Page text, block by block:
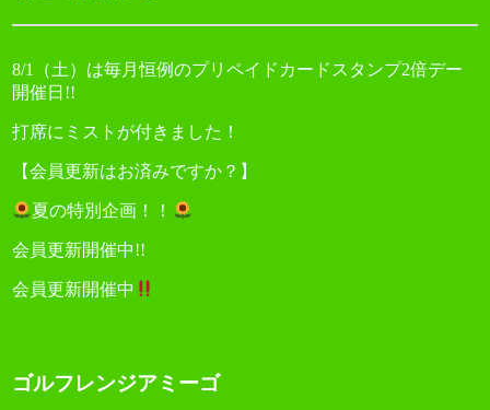
ン
8/1（土）は毎月恒例のプリペイドカードスタンプ2倍デー
開催日!!
打席にミストが付きました！
【会員更新はお済みですか？】
夏の特別企画！！
会員更新開催中!!
会員更新開催中
ゴルフレンジアミーゴ